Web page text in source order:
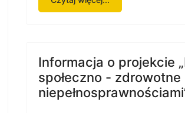
Informacja o projekcie
społeczno -